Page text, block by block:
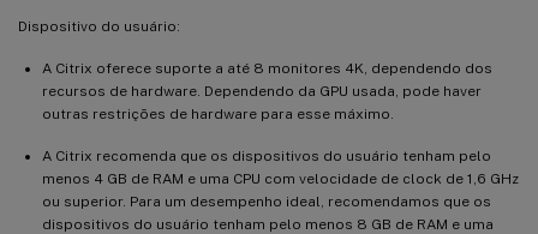
Dispositivo do usuário:
A Citrix oferece suporte a até 8 monitores 4K, dependendo dos
recursos de hardware. Dependendo da GPU usada, pode haver
outras restrições de hardware para esse máximo.
A Citrix recomenda que os dispositivos do usuário tenham pelo
menos 4 GB de RAM e uma CPU com velocidade de clock de 1,6 GHz
ou superior. Para um desempenho ideal, recomendamos que os
dispositivos do usuário tenham pelo menos 8 GB de RAM e uma